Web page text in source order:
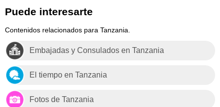
Puede interesarte
Contenidos relacionados para Tanzania.
Embajadas y Consulados en Tanzania
El tiempo en Tanzania
Fotos de Tanzania